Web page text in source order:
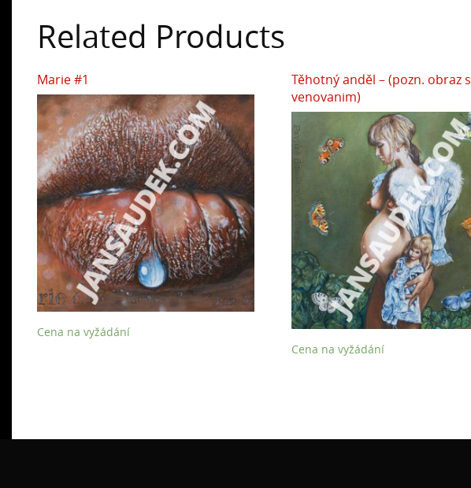
Related Products
Marie #1
Cena na vyžádání
Těhotný anděl – (pozn. obraz s
venovanim)
Cena na vyžádání